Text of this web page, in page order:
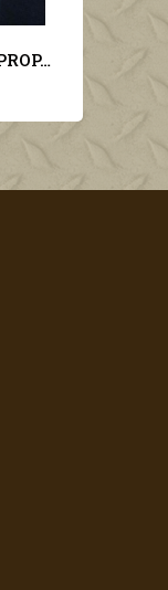
SIGNAL JOURNAL DE PROPAGANDE ALLEMANDE 1er NUMERO DE MAI 1942 N°9